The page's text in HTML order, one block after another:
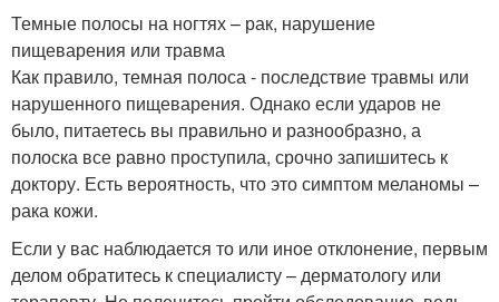
Темные полосы на ногтях – рак, нарушение
пищеварения или травма
Как правило, темная полоса - последствие травмы или
нарушенного пищеварения. Однако если ударов не
было, питаетесь вы правильно и разнообразно, а
полоска все равно проступила, срочно запишитесь к
доктору. Есть вероятность, что это симптом меланомы –
рака кожи.
Если у вас наблюдается то или иное отклонение, первым
делом обратитесь к специалисту – дерматологу или